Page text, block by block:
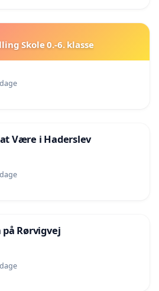
Skole 0.-6. klasse
Være i Haderslev
Rørvigvej